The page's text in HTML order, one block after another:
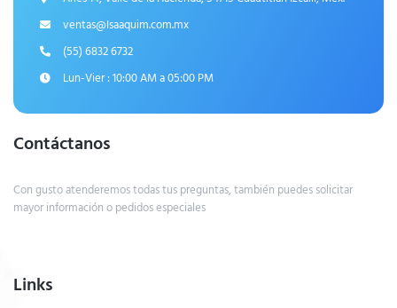
ventas@Isaaquim.com.mx
(55) 6832 6732
Lun-Vier : 10:00 AM a 05:00 PM
Contáctanos
Con gusto atenderemos todas tus preguntas, también puedes solicitar
mayor información o pedidos especiales
Links